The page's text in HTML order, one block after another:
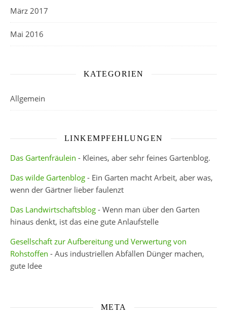
März 2017
Mai 2016
KATEGORIEN
Allgemein
LINKEMPFEHLUNGEN
Das Gartenfräulein - Kleines, aber sehr feines Gartenblog.
Das wilde Gartenblog - Ein Garten macht Arbeit, aber was,
wenn der Gärtner lieber faulenzt
Das Landwirtschaftsblog - Wenn man über den Garten
hinaus denkt, ist das eine gute Anlaufstelle
Gesellschaft zur Aufbereitung und Verwertung von
Rohstoffen - Aus industriellen Abfällen Dünger machen,
gute Idee
META